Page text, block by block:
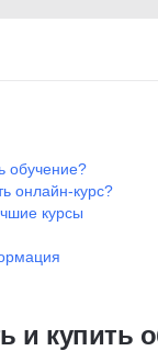
обучение?
онлайн-курс?
курсы
и купить